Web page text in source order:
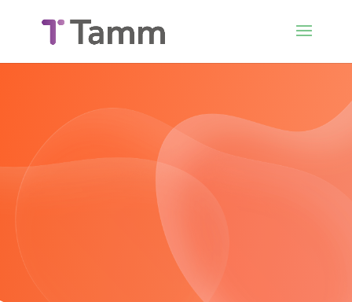
Vous accompagner dans votre mission au
service de la médecine de ville